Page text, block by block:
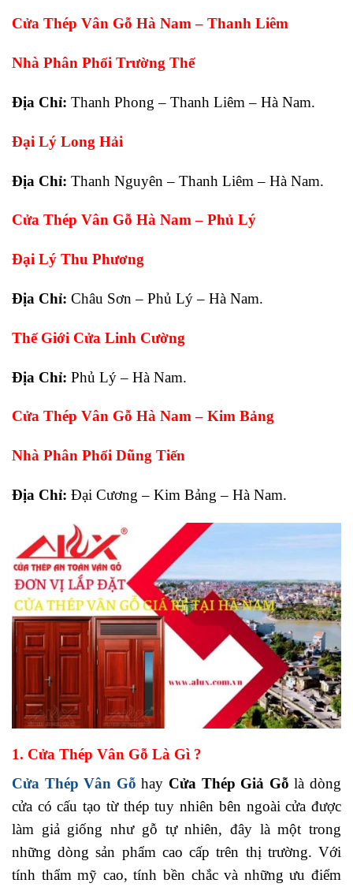
Cửa Thép Vân Gỗ Hà Nam – Thanh Liêm
Nhà Phân Phối Trường Thế
Địa Chỉ: Thanh Phong – Thanh Liêm – Hà Nam.
Đại Lý Long Hải
Địa Chỉ: Thanh Nguyên – Thanh Liêm – Hà Nam.
Cửa Thép Vân Gỗ Hà Nam – Phủ Lý
Đại Lý Thu Phương
Địa Chỉ: Châu Sơn – Phủ Lý – Hà Nam.
Thế Giới Cửa Linh Cường
Địa Chỉ: Phủ Lý – Hà Nam.
Cửa Thép Vân Gỗ Hà Nam – Kim Bảng
Nhà Phân Phối Dũng Tiến
Địa Chỉ: Đại Cương – Kim Bảng – Hà Nam.
1. Cửa Thép Vân Gỗ Là Gì ?
Cửa Thép Vân Gỗ hay Cửa Thép Giả Gỗ là dòng
cửa có cấu tạo từ thép tuy nhiên bên ngoài cửa được
làm giả giống như gỗ tự nhiên, đây là một trong
những dòng sản phẩm cao cấp trên thị trường. Với
tính thẩm mỹ cao, tính bền chắc và những ưu điểm